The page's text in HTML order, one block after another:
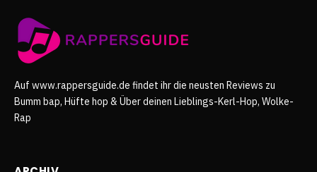
Auf www.rappersguide.de findet ihr die neusten Reviews zu
Bumm bap, Hüfte hop & Über deinen Lieblings-Kerl-Hop, Wolke-
Rap